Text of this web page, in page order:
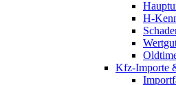
H-
Kfz-Importe